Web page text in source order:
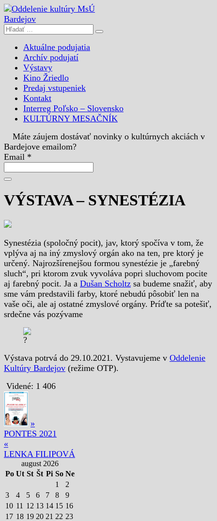
Aktuálne podujatia
Archív podujatí
Výstavy
Kino Žriedlo
Predaj vstupeniek
Kontakt
Interreg Poľsko – Slovensko
KULTÚRNY MESAČNÍK
Máte záujem dostávať novinky o kultúrnych akciách v
Bardejove emailom?
Email *
VÝSTAVA – SYNESTÉZIA
Synestézia (spoločný pocit), jav, ktorý spočíva v tom, že
vplýva aj na iný zmyslový orgán ako na ten, pre ktorý je
určený. Najrozšírenejšou formou synestézie je „farebný
sluch“, pri ktorom zvuk vyvoláva popri sluchovom pocite
aj farebný pocit. Ja a Dušan Scholtz sa budeme snažiť, aby
sme vám predstavili farby, ktoré nebudú pôsobiť len na
vaše oči, ale aj ostatné zmyslové orgány. Príďte sa potešiť,
srdečne vás pozývame
Výstava potrvá do 29.10.2021. Vystavujeme v Oddelenie
Kultúry Bardejov (režime OTP).
Videné: 1 406
»
PONTES 2021
«
LENKA FILIPOVÁ
august 2026
Po Ut St Št Pi So Ne
1
2
3
4 5 6 7 8
9
10 11 12 13 14 15 16
17 18 19 20 21 22 23